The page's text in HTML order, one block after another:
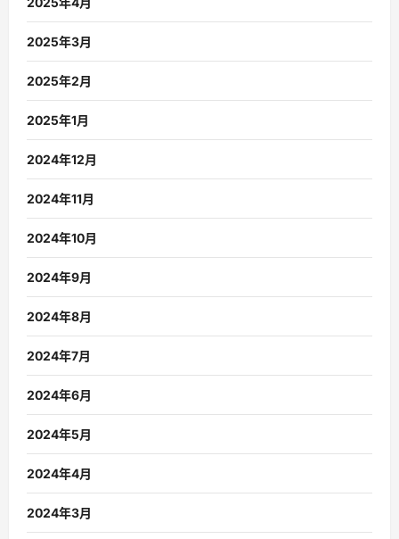
2025年3月
2025年2月
2025年1月
2024年12月
2024年11月
2024年10月
2024年9月
2024年8月
2024年7月
2024年6月
2024年5月
2024年4月
2024年3月